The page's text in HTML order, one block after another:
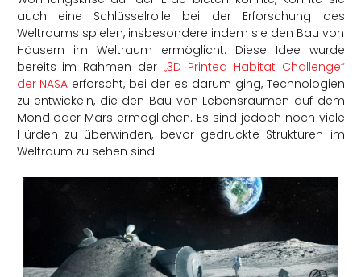
auch eine Schlüsselrolle bei der Erforschung des
Weltraums spielen, insbesondere indem sie den Bau von
Häusern im Weltraum ermöglicht. Diese Idee wurde
bereits im Rahmen der „3D Printed Habitat Challenge“
der NASA erforscht, bei der es darum ging, Technologien
zu entwickeln, die den Bau von Lebensräumen auf dem
Mond oder Mars ermöglichen. Es sind jedoch noch viele
Hürden zu überwinden, bevor gedruckte Strukturen im
Weltraum zu sehen sind.